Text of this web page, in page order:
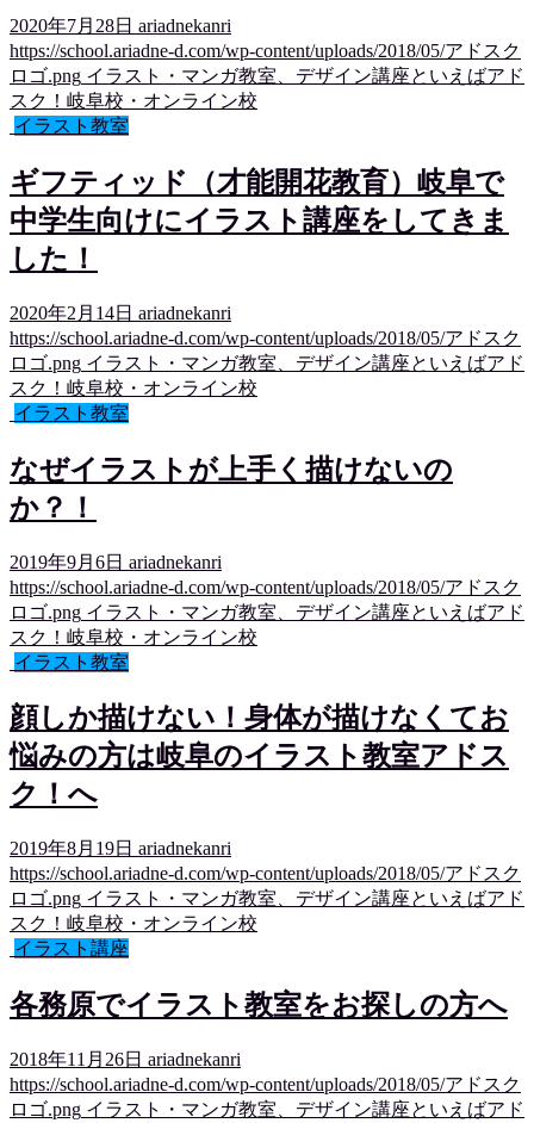
2020年7月28日 ariadnekanri
https://school.ariadne-d.com/wp-content/uploads/2018/05/アドスク
ロゴ.png イラスト・マンガ教室、デザイン講座といえばアド
スク！岐阜校・オンライン校
イラスト教室
ギフティッド（才能開花教育）岐阜で
中学生向けにイラスト講座をしてきま
した！
2020年2月14日 ariadnekanri
https://school.ariadne-d.com/wp-content/uploads/2018/05/アドスク
ロゴ.png イラスト・マンガ教室、デザイン講座といえばアド
スク！岐阜校・オンライン校
イラスト教室
なぜイラストが上手く描けないの
か？！
2019年9月6日 ariadnekanri
https://school.ariadne-d.com/wp-content/uploads/2018/05/アドスク
ロゴ.png イラスト・マンガ教室、デザイン講座といえばアド
スク！岐阜校・オンライン校
イラスト教室
顔しか描けない！身体が描けなくてお
悩みの方は岐阜のイラスト教室アドス
ク！へ
2019年8月19日 ariadnekanri
https://school.ariadne-d.com/wp-content/uploads/2018/05/アドスク
ロゴ.png イラスト・マンガ教室、デザイン講座といえばアド
スク！岐阜校・オンライン校
イラスト講座
各務原でイラスト教室をお探しの方へ
2018年11月26日 ariadnekanri
https://school.ariadne-d.com/wp-content/uploads/2018/05/アドスク
ロゴ.png イラスト・マンガ教室、デザイン講座といえばアド